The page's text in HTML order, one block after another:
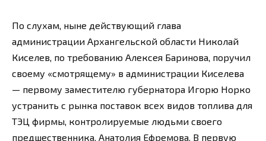
По слухам, ныне действующий глава
администрации Архангельской области Николай
Киселев, по требованию Алексея Баринова, поручил
своему «смотрящему» в администрации Киселева
— первому заместителю губернатора Игорю Норко
устранить с рынка поставок всех видов топлива для
ТЭЦ фирмы, контролируемые людьми своего
предшественника, Анатолия Ефремова. В первую